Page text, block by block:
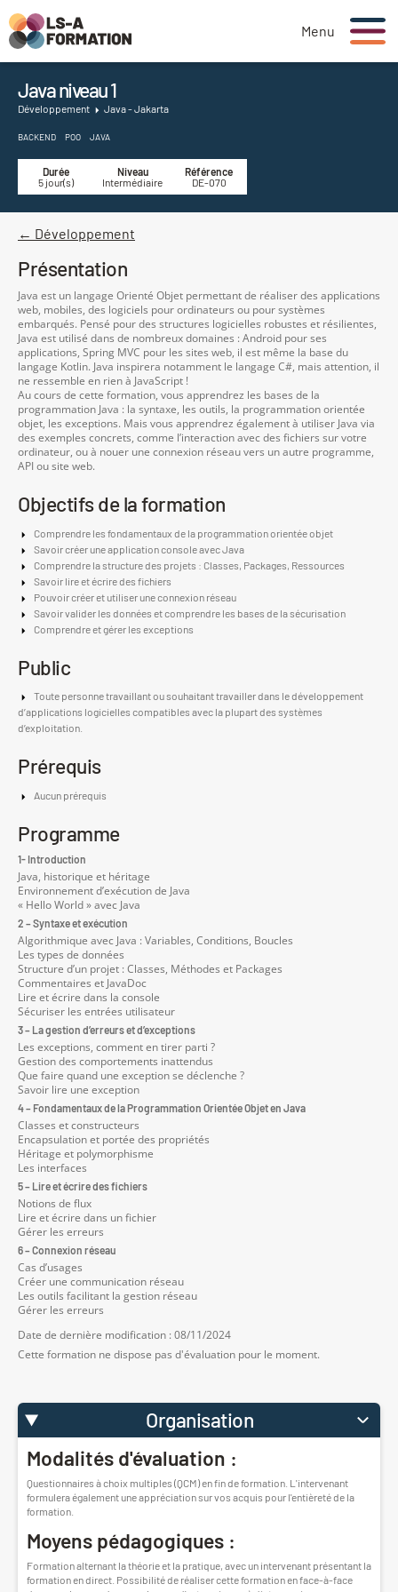
Menu
Java niveau 1
Développement Java - Jakarta
BACKEND POO JAVA
Durée
5 jour(s)
Niveau
Intermédiaire
Référence
DE-070
← Développement
Présentation
Java est un langage Orienté Objet permettant de réaliser des applications
web, mobiles, des logiciels pour ordinateurs ou pour systèmes
embarqués. Pensé pour des structures logicielles robustes et résilientes,
Java est utilisé dans de nombreux domaines : Android pour ses
applications, Spring MVC pour les sites web, il est même la base du
langage Kotlin. Java inspirera notamment le langage C#, mais attention, il
ne ressemble en rien à JavaScript !
Au cours de cette formation, vous apprendrez les bases de la
programmation Java : la syntaxe, les outils, la programmation orientée
objet, les exceptions. Mais vous apprendrez également à utiliser Java via
des exemples concrets, comme l’interaction avec des fichiers sur votre
ordinateur, ou à nouer une connexion réseau vers un autre programme,
API ou site web.
Objectifs de la formation
Comprendre les fondamentaux de la programmation orientée objet
Savoir créer une application console avec Java
Comprendre la structure des projets : Classes, Packages, Ressources
Savoir lire et écrire des fichiers
Pouvoir créer et utiliser une connexion réseau
Savoir valider les données et comprendre les bases de la sécurisation
Comprendre et gérer les exceptions
Public
Toute personne travaillant ou souhaitant travailler dans le développement
d’applications logicielles compatibles avec la plupart des systèmes
d’exploitation.
Prérequis
Aucun prérequis
Programme
1- Introduction
Java, historique et héritage
Environnement d’exécution de Java
« Hello World » avec Java
2 – Syntaxe et exécution
Algorithmique avec Java : Variables, Conditions, Boucles
Les types de données
Structure d’un projet : Classes, Méthodes et Packages
Commentaires et JavaDoc
Lire et écrire dans la console
Sécuriser les entrées utilisateur
3 – La gestion d’erreurs et d’exceptions
Les exceptions, comment en tirer parti ?
Gestion des comportements inattendus
Que faire quand une exception se déclenche ?
Savoir lire une exception
4 – Fondamentaux de la Programmation Orientée Objet en Java
Classes et constructeurs
Encapsulation et portée des propriétés
Héritage et polymorphisme
Les interfaces
5 – Lire et écrire des fichiers
Notions de flux
Lire et écrire dans un fichier
Gérer les erreurs
6 – Connexion réseau
Cas d’usages
Créer une communication réseau
Les outils facilitant la gestion réseau
Gérer les erreurs
Date de dernière modification : 08/11/2024
Cette formation ne dispose pas d'évaluation pour le moment.
Organisation
Modalités d'évaluation :
Questionnaires à choix multiples (QCM) en fin de formation. L'intervenant
formulera également une appréciation sur vos acquis pour l'entièreté de la
formation.
Moyens pédagogiques :
Formation alternant la théorie et la pratique, avec un intervenant présentant la
formation en direct. Possibilité de réaliser cette formation en face-à-face